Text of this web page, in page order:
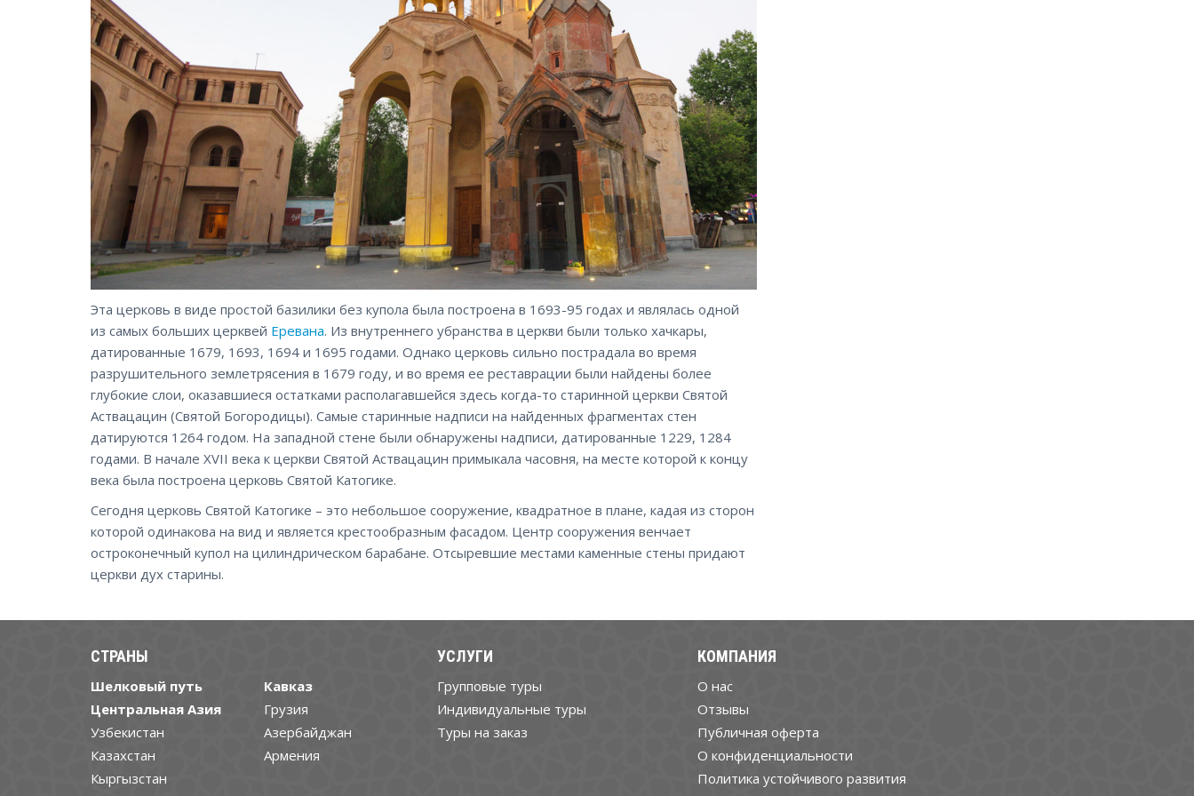
Эта церковь в виде простой базилики без купола была построена в 1693-95 годах и являлась одной
из самых больших церквей Еревана. Из внутреннего убранства в церкви были только хачкары,
датированные 1679, 1693, 1694 и 1695 годами. Однако церковь сильно пострадала во время
разрушительного землетрясения в 1679 году, и во время ее реставрации были найдены более
глубокие слои, оказавшиеся остатками располагавшейся здесь когда-то старинной церкви Святой
Аствацацин (Святой Богородицы). Самые старинные надписи на найденных фрагментах стен
датируются 1264 годом. На западной стене были обнаружены надписи, датированные 1229, 1284
годами. В начале XVII века к церкви Святой Аствацацин примыкала часовня, на месте которой к концу
века была построена церковь Святой Катогике.
Сегодня церковь Святой Катогике – это небольшое сооружение, квадратное в плане, кадая из сторон
которой одинакова на вид и является крестообразным фасадом. Центр сооружения венчает
остроконечный купол на цилиндрическом барабане. Отсыревшие местами каменные стены придают
церкви дух старины.
СТРАНЫ
Шелковый путь
Центральная Азия
Узбекистан
Казахстан
Кыргызстан
Кавказ
Грузия
Азербайджан
Армения
УСЛУГИ
Групповые туры
Индивидуальные туры
Туры на заказ
КОМПАНИЯ
О нас
Отзывы
Публичная оферта
О конфиденциальности
Политика устойчивого развития